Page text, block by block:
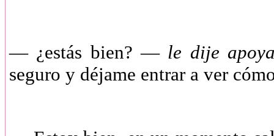
— ¿estás bien? —le dije
seguro y déjame entrar a ver